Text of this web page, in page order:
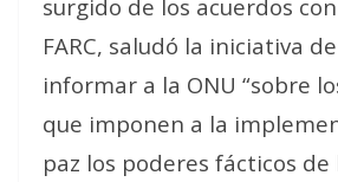
surgido de los acuerdos
FARC, saludó la iniciativa
informar a la ONU “sobre
que imponen a la
paz los poderes fácticos de